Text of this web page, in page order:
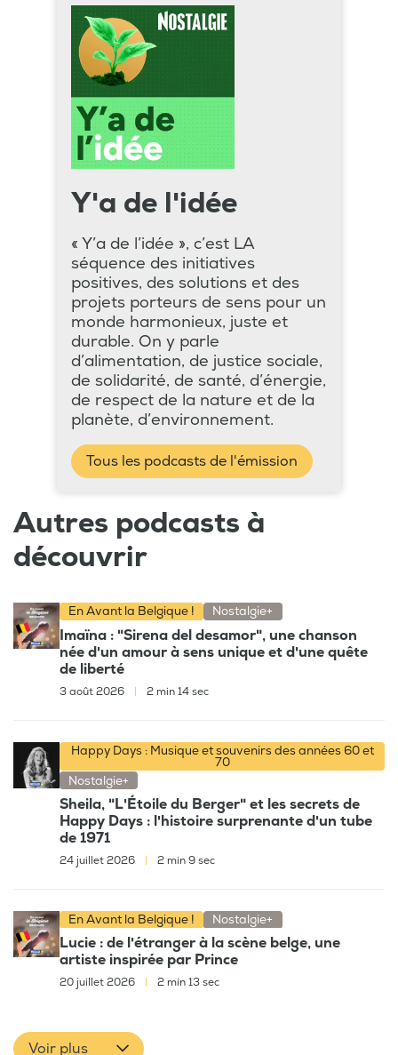
Y'a de l'idée
« Y’a de l’idée », c’est LA
séquence des initiatives
positives, des solutions et des
projets porteurs de sens pour un
monde harmonieux, juste et
durable. On y parle
d’alimentation, de justice sociale,
de solidarité, de santé, d’énergie,
de respect de la nature et de la
planète, d’environnement.
Tous les podcasts de l'émission
Autres podcasts à
découvrir
En Avant la Belgique ! Nostalgie+
Imaïna : "Sirena del desamor", une chanson
née d'un amour à sens unique et d'une quête
de liberté
3 août 2026 2 min 14 sec
Happy Days : Musique et souvenirs des années 60 et
70
Nostalgie+
Sheila, "L'Étoile du Berger" et les secrets de
Happy Days : l'histoire surprenante d'un tube
de 1971
24 juillet 2026 | 2 min 9 sec
En Avant la Belgique ! Nostalgie+
Lucie : de l'étranger à la scène belge, une
artiste inspirée par Prince
20 juillet 2026 2 min 13 sec
Voir plus